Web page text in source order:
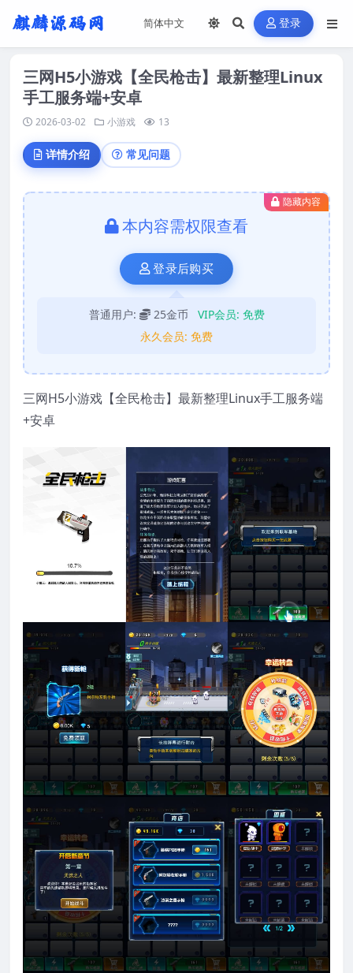
登录
三网H5小游戏【全民枪击】最新整理Linux
手工服务端+安卓
2026-03-02 小游戏 13
详情介绍 常见问题
隐藏内容
本内容需权限查看
登录后购买
普通用户: 25金币 VIP会员: 免费
永久会员: 免费
三网H5小游戏【全民枪击】最新整理Linux手工服务端
+安卓